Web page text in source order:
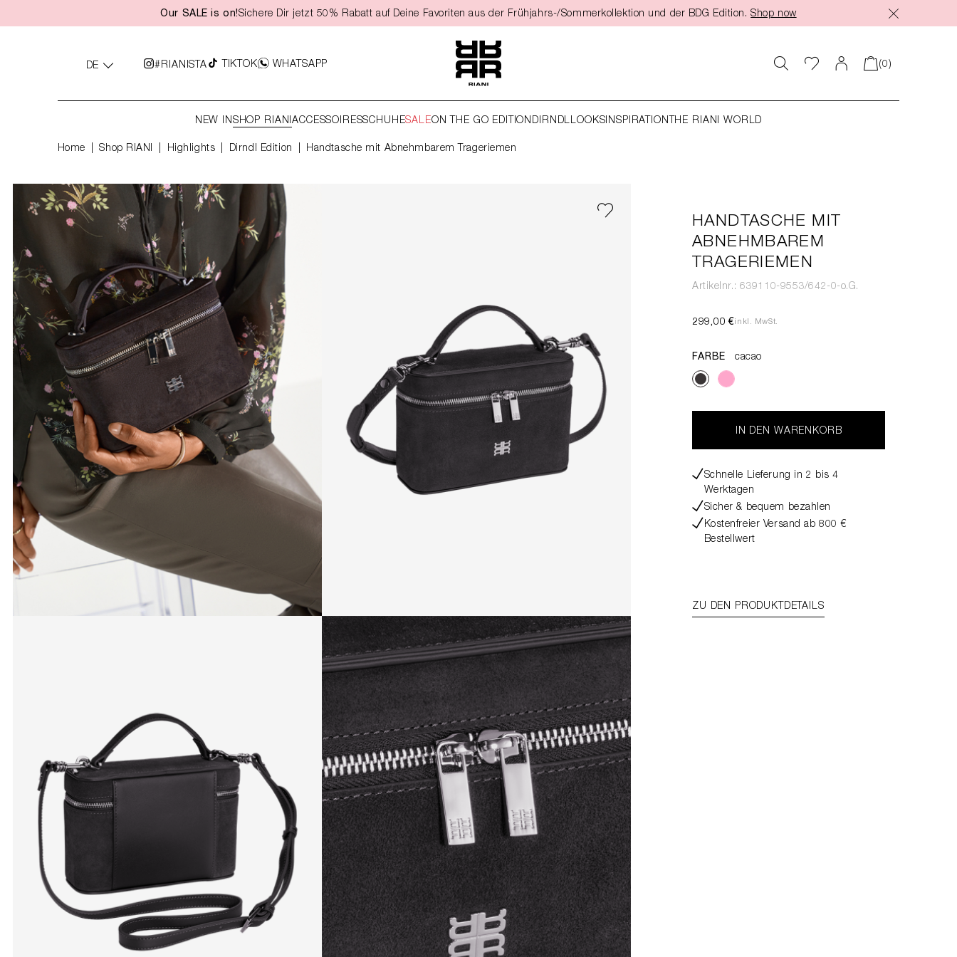
Zur Hauptnavigation springen
Our SALE is on!Sichere Dir jetzt 50% Rabatt auf Deine Favoriten aus der Frühjahrs-/Sommerkollektion und der BDG Edition. Shop now
DE #RIANISTA TIKTOK WHATSAPP (0)
NEW INSHOP RIANIACCESSOIRESSCHUHESALEON THE GO EDITION DIRNDLLOOKSINSPIRATION THE RIANI WORLD
Home Shop RIANI Highlights Dirndl Edition Handtasche mit Abnehmbarem Trageriemen
HANDTASCHE MIT
ABNEHMBAREM
TRAGERIEMEN
Artikelnr.: 639110-9553/642-0-o.G.
299,00 €inkl. MwSt.
FARBE cacao
IN DEN WARENKORB
Schnelle Lieferung in 2 bis 4
Werktagen
Sicher & bequem bezahlen
Kostenfreier Versand ab 800 €
Bestellwert
ZU DEN PRODUKTDETAILS